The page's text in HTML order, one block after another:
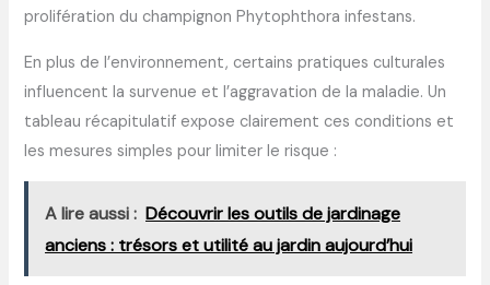
prolifération du champignon Phytophthora infestans.
En plus de l’environnement, certains pratiques culturales
influencent la survenue et l’aggravation de la maladie. Un
tableau récapitulatif expose clairement ces conditions et
les mesures simples pour limiter le risque :
A lire aussi : Découvrir les outils de jardinage
anciens : trésors et utilité au jardin aujourd’hui